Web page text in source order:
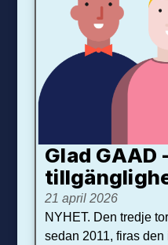
Glad GAAD
21 april 2026
NYHET. Den tredje
sedan 2011, firas